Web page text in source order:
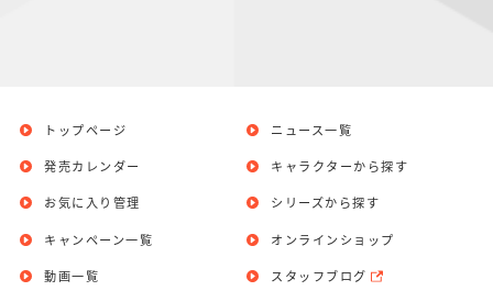
トップページ
発売カレンダー
お気に入り管理
ニュース一覧
キャラクターから探す
シリーズから探す
キャンペーン一覧
動画一覧
オンラインショップ
スタッフブログ